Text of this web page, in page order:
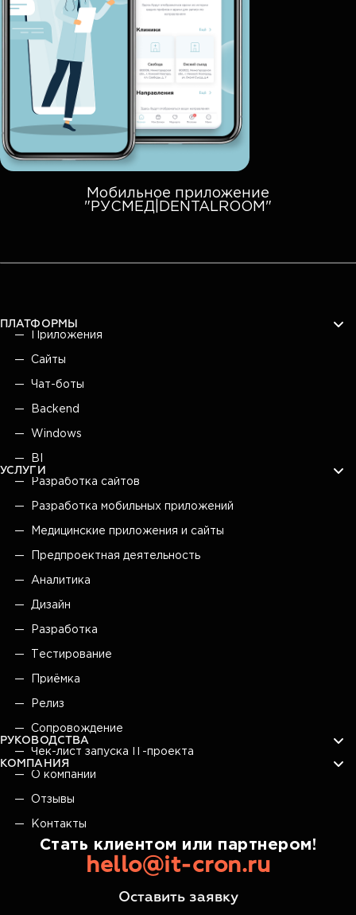
Мобильное приложение
"РУСМЕД|DENTALROOM"
ПЛАТФОРМЫ
Приложения
Сайты
Чат-боты
Backend
Windows
BI
УСЛУГИ
Разработка сайтов
Разработка мобильных приложений
Медицинские приложения и сайты
Предпроектная деятельность
Аналитика
Дизайн
Разработка
Тестирование
Приёмка
Релиз
Сопровождение
РУКОВОДСТВА
Чек-лист запуска IT-проекта
КОМПАНИЯ
О компании
Отзывы
Контакты
Стать клиентом или партнером!
hello@it-cron.ru
Оставить заявку